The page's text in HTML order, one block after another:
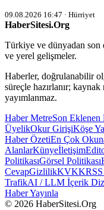
09.08.2026 16:47 · Hürriyet
HaberSitesi.Org
Türkiye ve dünyadan son
ve yerel gelişmeler.
Haberler, doğrulanabilir
süreçle hazırlanır;
yayımlanmaz.
Haber MetreSon Eklenen
ÜyelikOkur GirişiKöşe
Haber ÖzetiEn Çok
AlanlarKünyeİletişim
PolitikasıGörsel Politikası
CevapGizlilikKVKK
TrafikAI / LLM İçerik
Haber Yayınla
© 2026 HaberSitesi.Org